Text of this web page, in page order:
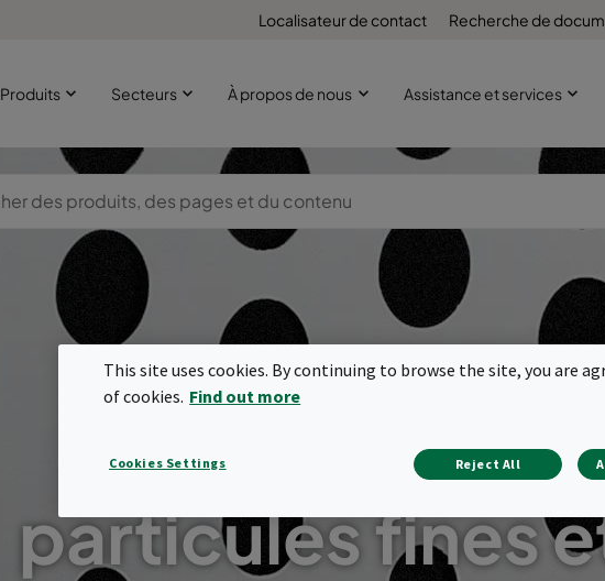
Localisateur de contact Recherche de
Produits Secteurs À propos de nous Assistance et services
Épurateurs
particulaires
particules fines
This site uses cookies. By continuing to browse the site, you are
of cookies. Find out more
Cookies Settings Reject All